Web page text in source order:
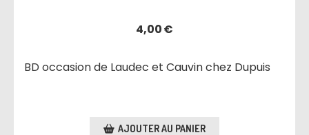
4,00€
BD occasion de Laudec et Cauvin chez Dupuis
AJOUTER AU PANIER